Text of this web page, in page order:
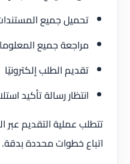
تحميل جميع
مراجعة جميع
تقديم الطلب إلكترونيًا
انتظار رسالة تأكيد
تتطلب عملية التقديم عبر
اتباع خطوات محددة بدقة.